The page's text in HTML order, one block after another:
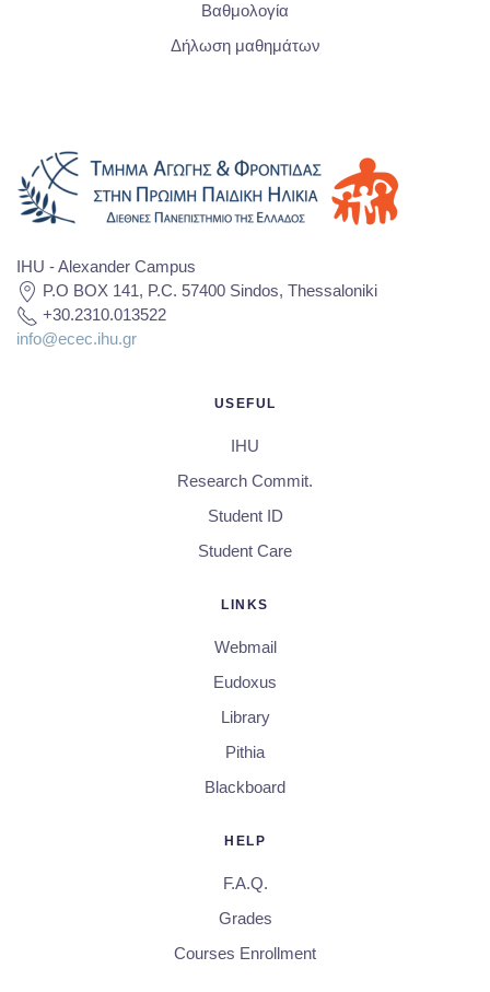
Βαθμολογία
Δήλωση μαθημάτων
IHU - Alexander Campus
P.O BOX 141, P.C. 57400 Sindos, Thessaloniki
+30.2310.013522
info@ecec.ihu.gr
USEFUL
IHU
Research Commit.
Student ID
Student Care
LINKS
Webmail
Eudoxus
Library
Pithia
Blackboard
HELP
F.A.Q.
Grades
Courses Enrollment